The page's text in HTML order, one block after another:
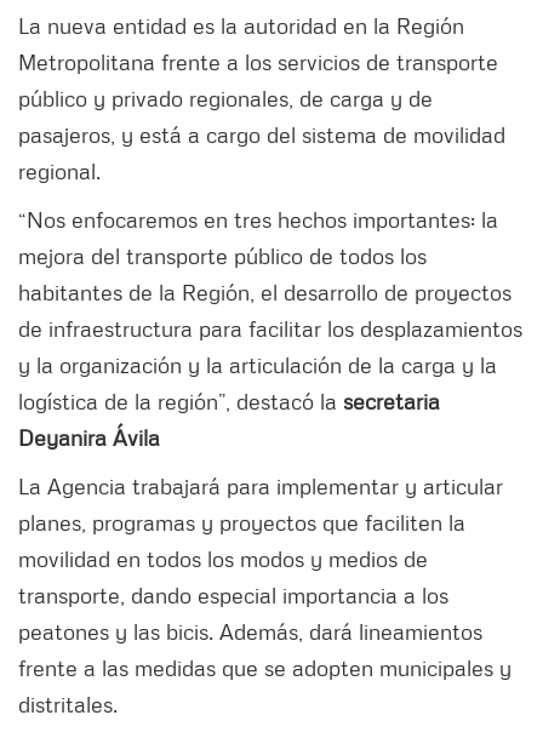
La nueva entidad es la autoridad en la Región
Metropolitana frente a los servicios de transporte
público y privado regionales, de carga y de
pasajeros, y está a cargo del sistema de movilidad
regional.
“Nos enfocaremos en tres hechos importantes: la
mejora del transporte público de todos los
habitantes de la Región, el desarrollo de proyectos
de infraestructura para facilitar los desplazamientos
y la organización y la articulación de la carga y la
logística de la región”, destacó la secretaria
Deyanira Ávila
La Agencia trabajará para implementar y articular
planes, programas y proyectos que faciliten la
movilidad en todos los modos y medios de
transporte, dando especial importancia a los
peatones y las bicis. Además, dará lineamientos
frente a las medidas que se adopten municipales y
distritales.